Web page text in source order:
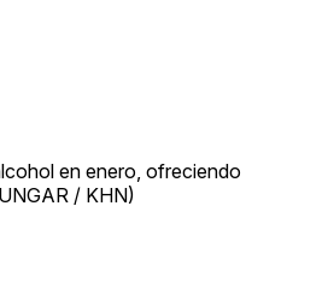
en enero, ofreciendo
/ KHN)